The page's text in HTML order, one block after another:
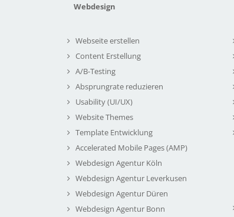
Webdesign
Webseite erstellen
Content Erstellung
A/B-Testing
Absprungrate reduzieren
Usability (UI/UX)
Website Themes
Template Entwicklung
Accelerated Mobile Pages (AMP)
Webdesign Agentur Köln
Webdesign Agentur Leverkusen
Webdesign Agentur Düren
Webdesign Agentur Bonn